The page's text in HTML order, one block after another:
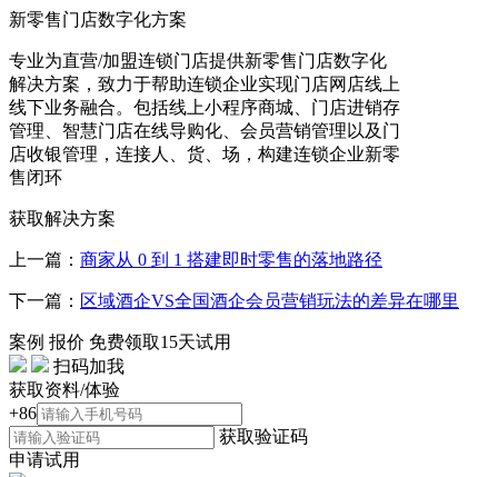
新零售门店数字化方案
专业为直营/加盟连锁门店提供新零售门店数字化
解决方案，致力于帮助连锁企业实现门店网店线上
线下业务融合。包括线上小程序商城、门店进销存
管理、智慧门店在线导购化、会员营销管理以及门
店收银管理，连接人、货、场，构建连锁企业新零
售闭环
获取解决方案
上一篇： 商家从 0 到 1 搭建即时零售的落地路径
下一篇： 区域酒企VS全国酒企会员营销玩法的差异在哪里
案例 报价 免费领取15天试用
扫码加我
获取资料/体验
+86
获取验证码
申请试用